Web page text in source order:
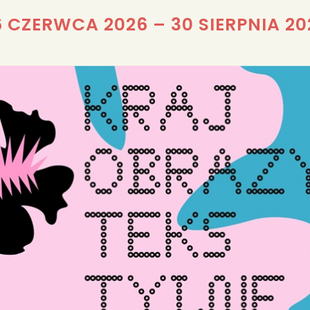
REDAKCJA
CZERWCA 2026 – 30 SIERPNIA